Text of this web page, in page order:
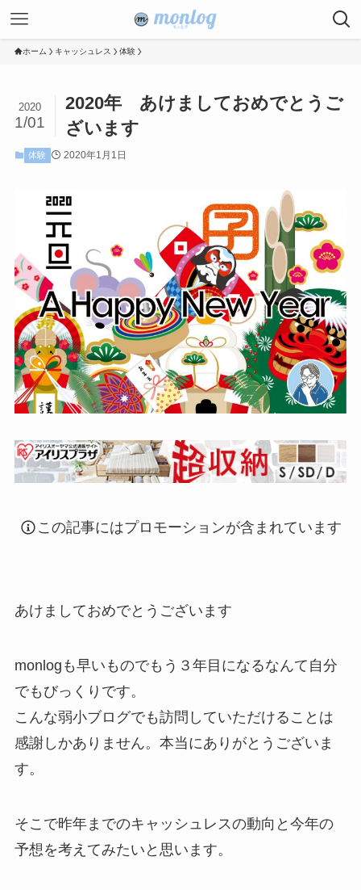
ホーム キャッシュレス 体験
2020年 あけましておめでとうご
ざいます
2020
1/01
体験 2020年1月1日
この記事にはプロモーションが含まれています
あけましておめでとうございます
monlogも早いものでもう３年目になるなんて自分
でもびっくりです。
こんな弱小ブログでも訪問していただけることは
感謝しかありません。本当にありがとうございま
す。
そこで昨年までのキャッシュレスの動向と今年の
予想を考えてみたいと思います。